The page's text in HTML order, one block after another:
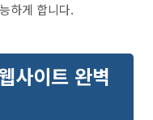
하게 합니다.
사이트 완벽